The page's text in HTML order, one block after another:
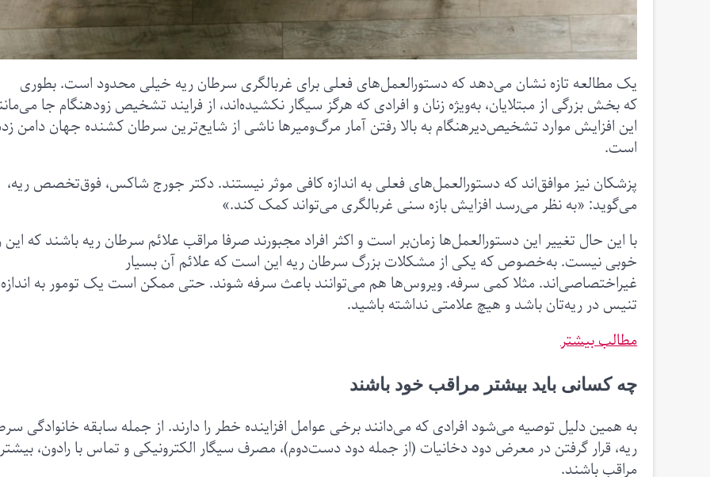
یک مطالعه تازه نشان می‌دهد که دستورالعمل‌های فعلی برای غربالگری سرطان ریه خیلی محدود است. بطوری
که بخش بزرگی از مبتلایان، به‌ویژه زنان و افرادی که هرگز سیگار نکشیده‌اند، از فرایند تشخیص زودهنگام جا
این افزایش موارد تشخیص‌دیرهنگام به بالا رفتن آمار مرگ‌ومیر‌ها ناشی از شایع‌ترین سرطان کشنده جهان دامن
است.
پزشکان نیز موافق‌اند که دستورالعمل‌های فعلی به اندازه کافی موثر نیستند. دکتر جورج شاکس، فوق‌تخصص ریه،
می‌گوید: «به نظر می‌رسد افزایش بازه سنی غربالگری می‌تواند کمک کند.»
با این حال تغییر این دستورالعمل‌ها زمان‌بر است و اکثر افراد مجبورند صرفا مراقب علائم سرطان ریه باشند که
خوبی نیست. به‌خصوص که یکی از مشکلات بزرگ سرطان ریه این است که علائم آن بسیار
غیراختصاصی‌اند. مثلا کمی سرفه. ویروس‌ها هم می‌توانند باعث سرفه شوند. حتی ممکن است یک تومور به
تنیس در ریه‌تان باشد و هیچ علامتی نداشته باشید.
مطالب بیشتر
چه کسانی باید بیشتر مراقب خود باشند
به همین دلیل توصیه می‌شود افرادی که می‌دانند برخی عوامل افزاینده خطر را دارند. از جمله سابقه خانوادگی
ریه، قرار گرفتن در معرض دود دخانیات (از جمله دود دست‌دوم)، مصرف سیگار الکترونیکی و تماس با رادون، بیشتر
مراقب باشند.